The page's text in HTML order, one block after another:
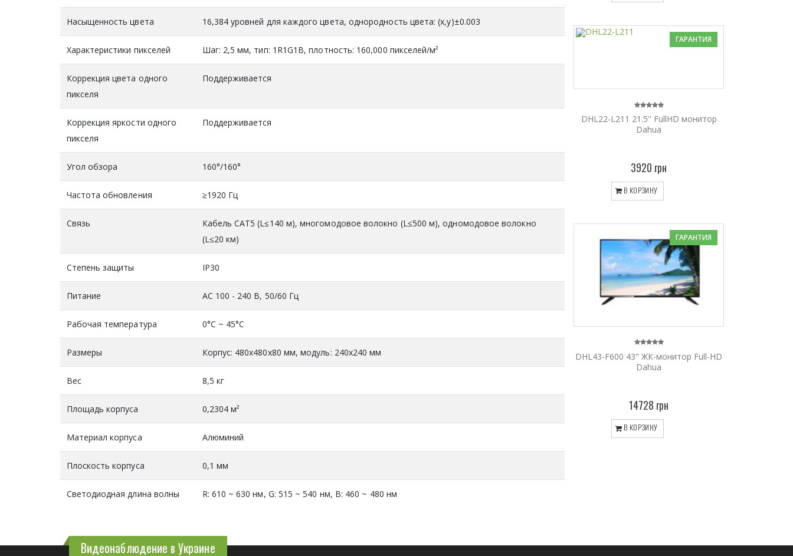
Насыщенность цвета 16,384 уровней для каждого цвета, однородность цвета: (x,y)±0.003
Характеристики пикселей Шаг: 2,5 мм, тип: 1R1G1B, плотность: 160,000 пикселей/м²
Коррекция цвета одного
пикселя
Поддерживается
Коррекция яркости одного
пикселя
Поддерживается
Угол обзора 160°/160°
Частота обновления ≥1920 Гц
Связь
Кабель CAT5 (L≤140 м), многомодовое волокно (L≤500 м), одномодовое волокно
(L≤20 км)
Степень защиты IP30
Питание АС 100 - 240 В, 50/60 Гц
Рабочая температура 0°C ~ 45°C
Размеры Корпус: 480х480х80 мм, модуль: 240x240 мм
Вес 8,5 кг
Площадь корпуса 0,2304 м²
Материал корпуса Алюминий
Плоскость корпуса 0,1 мм
Светодиодная длина волны R: 610 ~ 630 нм, G: 515 ~ 540 нм, B: 460 ~ 480 нм
ГАРАНТИЯ
DHL22-L211 21.5'' FullHD монитор
Dahua
3920 грн
В КОРЗИНУ
ГАРАНТИЯ
DHL43-F600 43" ЖК-монитор Full-HD
Dahua
14728 грн
В КОРЗИНУ
Видеонаблюдение в Украине